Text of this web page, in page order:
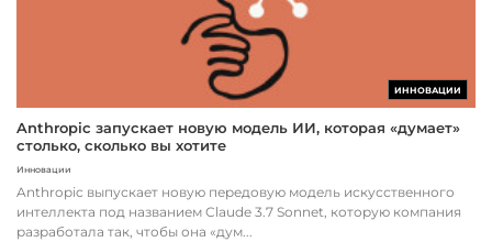
ИННОВАЦИИ
Anthropic запускает новую модель ИИ, которая «думает»
столько, сколько вы хотите
Инновации
Anthropic выпускает новую передовую модель искусственного
интеллекта под названием Claude 3.7 Sonnet, которую компания
разработала так, чтобы она «дум...